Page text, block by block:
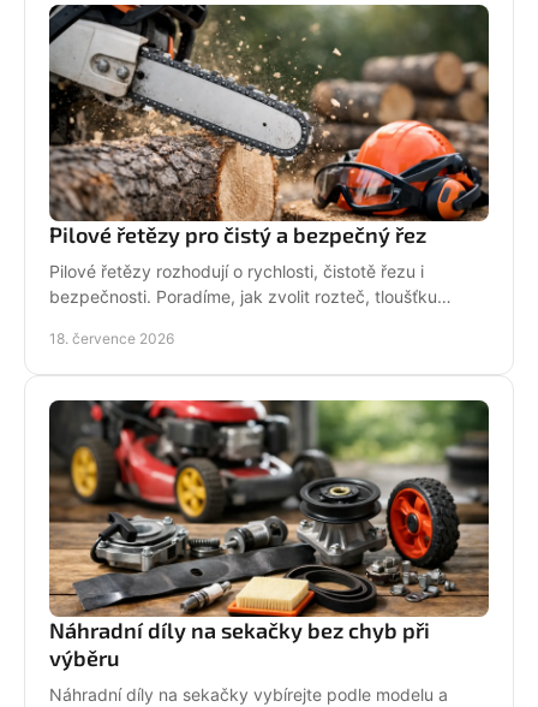
Pilové řetězy pro čistý a bezpečný řez
Pilové řetězy rozhodují o rychlosti, čistotě řezu i
bezpečnosti. Poradíme, jak zvolit rozteč, tloušťku
18. července 2026
Náhradní díly na sekačky bez chyb při
výběru
Náhradní díly na sekačky vybírejte podle modelu a